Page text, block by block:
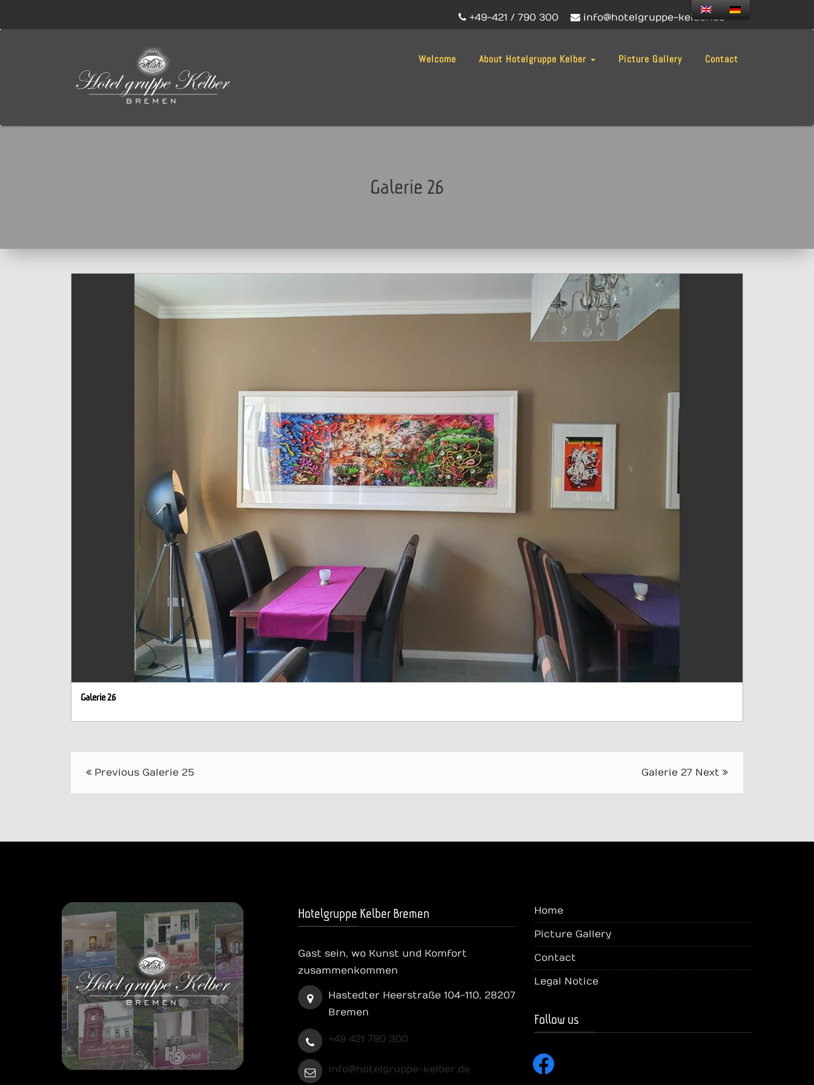
+49-421 / 790 300 info@hotelgruppe-kelber.de
Welcome About Hotelgruppe Kelber Picture Gallery Contact
Galerie 26
Galerie 26
Post
Previous Galerie 25 Galerie 27 Next
Hotelgruppe Kelber Bremen
Gast sein, wo Kunst und Komfort
zusammenkommen
Hastedter Heerstraße 104-110, 28207
Bremen
+49 421 790 300
info@hotelgruppe-kelber.de
Home
Picture Gallery
Contact
Legal Notice
Follow us
facebook